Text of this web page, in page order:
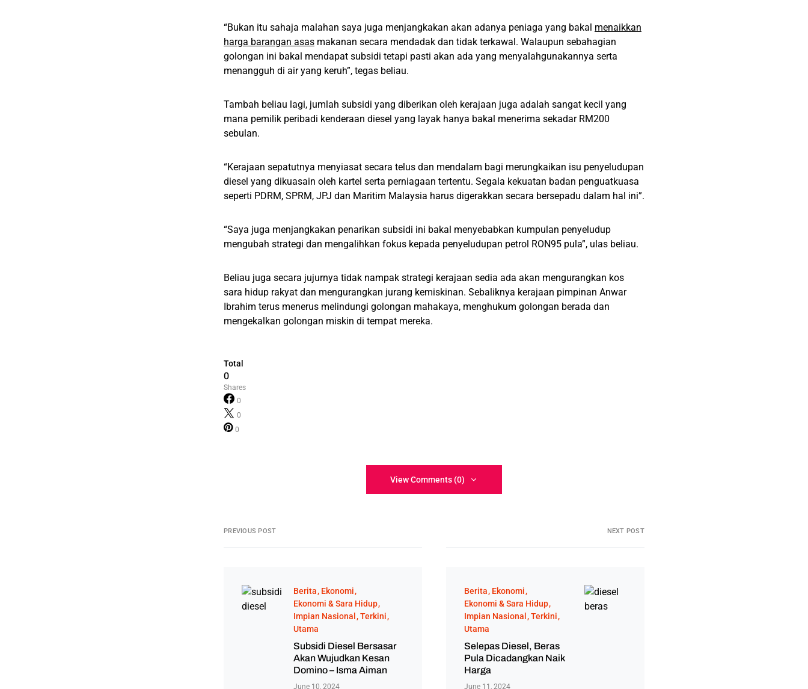
“Bukan itu sahaja malahan saya juga menjangkakan akan adanya peniaga yang bakal menaikkan
harga barangan asas makanan secara mendadak dan tidak terkawal. Walaupun sebahagian
golongan ini bakal mendapat subsidi tetapi pasti akan ada yang menyalahgunakannya serta
menangguh di air yang keruh”, tegas beliau.
Tambah beliau lagi, jumlah subsidi yang diberikan oleh kerajaan juga adalah sangat kecil yang
mana pemilik peribadi kenderaan diesel yang layak hanya bakal menerima sekadar RM200
sebulan.
“Kerajaan sepatutnya menyiasat secara telus dan mendalam bagi merungkaikan isu penyeludupan
diesel yang dikuasain oleh kartel serta perniagaan tertentu. Segala kekuatan badan penguatkuasa
seperti PDRM, SPRM, JPJ dan Maritim Malaysia harus digerakkan secara bersepadu dalam hal ini”.
“Saya juga menjangkakan penarikan subsidi ini bakal menyebabkan kumpulan penyeludup
mengubah strategi dan mengalihkan fokus kepada penyeludupan petrol RON95 pula”, ulas beliau.
Beliau juga secara jujurnya tidak nampak strategi kerajaan sedia ada akan mengurangkan kos
sara hidup rakyat dan mengurangkan jurang kemiskinan. Sebaliknya kerajaan pimpinan Anwar
Ibrahim terus menerus melindungi golongan mahakaya, menghukum golongan berada dan
mengekalkan golongan miskin di tempat mereka.
Total
0
Shares
0
0
0
View Comments (0)
PREVIOUS POST
Berita Ekonomi
Ekonomi & Sara Hidup
Impian Nasional
Terkini
Utama
Subsidi Diesel Bersasar
Akan Wujudkan Kesan
Domino – Isma Aiman
June 10, 2024
NEXT POST
Berita Ekonomi
Ekonomi & Sara Hidup
Impian Nasional
Terkini
Utama
Selepas Diesel, Beras
Pula Dicadangkan Naik
Harga
June 11, 2024